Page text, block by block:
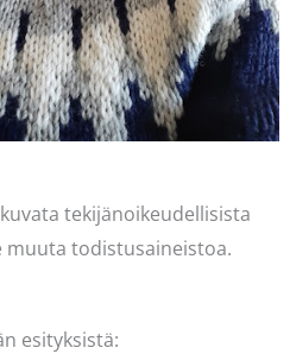
tekijänoikeudellisista
muuta todistusaineistoa.
esityksistä: